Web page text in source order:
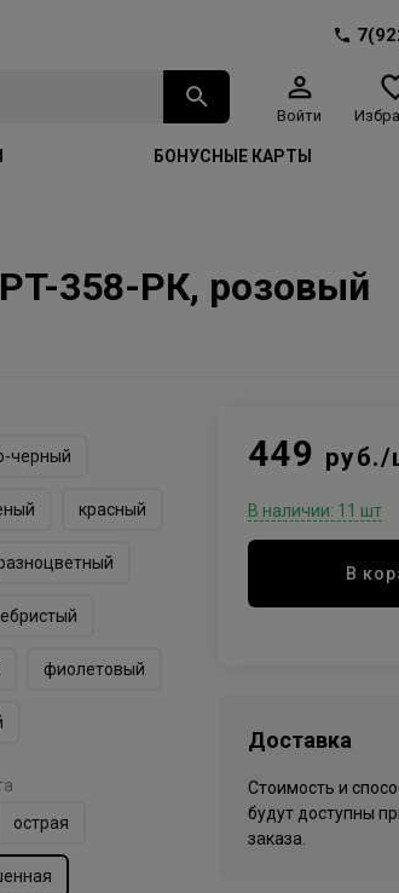
Войти
БОНУСНЫЕ КАРТЫ
358-РК, розовый
черный
красный
фиолетовый
острая
449
В наличии: 11 шт
В
Доставка
Стоимость и
будут доступны
заказа.